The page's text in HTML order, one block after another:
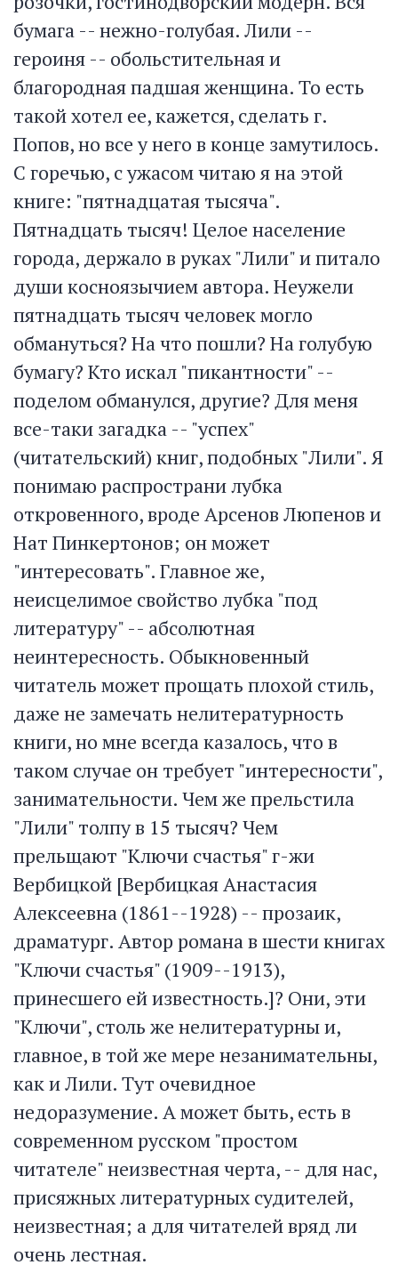
бумага -- нежно-голубая. Лили --
героиня -- обольстительная и
благородная падшая женщина. То есть
такой хотел ее, кажется, сделать г.
Попов, но все у него в конце замутилось.
С горечью, с ужасом читаю я на этой
книге: "пятнадцатая тысяча".
Пятнадцать тысяч! Целое население
города, держало в руках "Лили" и питало
души косноязычием автора. Неужели
пятнадцать тысяч человек могло
обмануться? На что пошли? На голубую
бумагу? Кто искал "пикантности" --
поделом обманулся, другие? Для меня
все-таки загадка -- "успех"
(читательский) книг, подобных "Лили". Я
понимаю распространи лубка
откровенного, вроде Арсенов Люпенов и
Нат Пинкертонов; он может
"интересовать". Главное же,
неисцелимое свойство лубка "под
литературу" -- абсолютная
неинтересность. Обыкновенный
читатель может прощать плохой стиль,
даже не замечать нелитературность
книги, но мне всегда казалось, что в
таком случае он требует "интересности",
занимательности. Чем же прельстила
"Лили" толпу в 15 тысяч? Чем
прельщают "Ключи счастья" г-жи
Вербицкой [Вербицкая Анастасия
Алексеевна (1861--1928) -- прозаик,
драматург. Автор романа в шести книгах
"Ключи счастья" (1909--1913),
принесшего ей известность.]? Они, эти
"Ключи", столь же нелитературны и,
главное, в той же мере незанимательны,
как и Лили. Тут очевидное
недоразумение. А может быть, есть в
современном русском "простом
читателе" неизвестная черта, -- для нас,
присяжных литературных судителей,
неизвестная; а для читателей вряд ли
очень лестная.